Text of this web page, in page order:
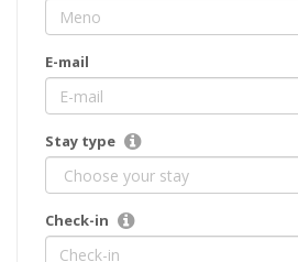
E-mail
Stay type
Check-in